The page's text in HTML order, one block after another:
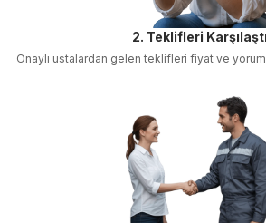
2. Teklifleri
Onaylı ustalardan gelen teklifleri fiyat ve